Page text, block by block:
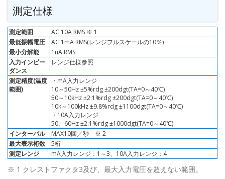
測定仕様
測定範囲
AC 10A RMS ※ 1
最低振幅電圧
AC 1mA RMS(レンジフルスケールの10％)
最小分解能
1uA RMS
入力インピー
ダンス
レンジ仕様参照
測定精度(温度
範囲)
・mA入力レンジ
10～50Hz ±5%rdg ±200dgt(TA=0～40℃)
50～10kHz ±2.1%rdg ±200dgt(TA=0～40℃)
10k～100kHz ±9.8%rdg ±1100dgt(TA=0～40℃)
・10A入力レンジ
50、60Hz ±2.1%rdg ±1000dgt(TA=0～40℃)
インターバル
MAX10回／秒 ※ 2
最大表示桁数
5桁
測定レンジ
mA入力レンジ：1～3、10A入力レンジ：4
※ 1 クレストファクタ3及び、最大入力電圧を超えない範囲。